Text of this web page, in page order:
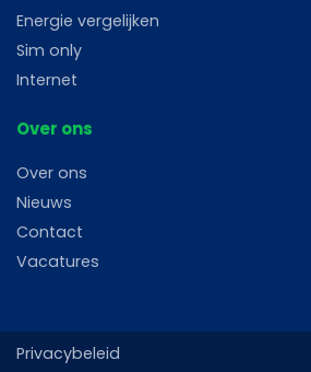
Energie vergelijken
Sim only
Internet
Over ons
Over ons
Nieuws
Contact
Vacatures
Privacybeleid